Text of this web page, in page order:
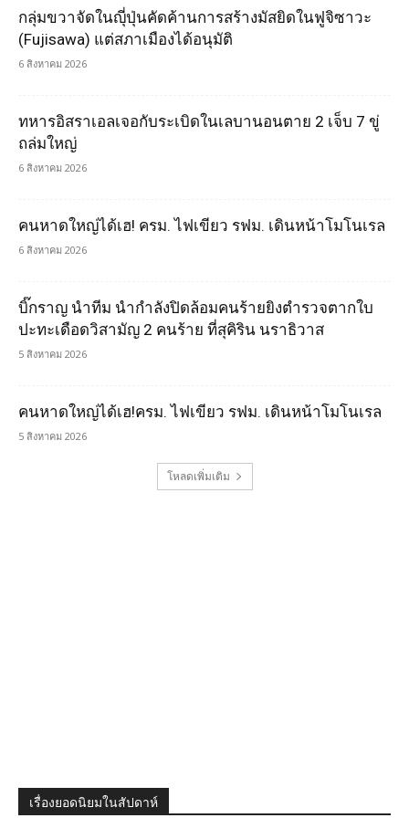
กลุ่มขวาจัดในญุี่ปุ่นคัดค้านการสร้างมัสยิดในฟูจิซาวะ
(Fujisawa) แต่สภาเมืองได้อนุมัติ
6 สิงหาคม 2026
ทหารอิสราเอลเจอกับระเบิดในเลบานอนตาย 2 เจ็บ 7 ขู่
ถล่มใหญ่
6 สิงหาคม 2026
คนหาดใหญ่ได้เฮ! ครม. ไฟเขียว รฟม. เดินหน้าโมโนเรล
6 สิงหาคม 2026
บิ๊กราญ นำทีม นำกำลังปิดล้อมคนร้ายยิงตำรวจตากใบ
ปะทะเดือดวิสามัญ 2 คนร้าย ที่สุคิริน นราธิวาส
5 สิงหาคม 2026
คนหาดใหญ่ได้เฮ!ครม. ไฟเขียว รฟม. เดินหน้าโมโนเรล
5 สิงหาคม 2026
โหลดเพิ่มเติม
เรื่องยอดนิยมในสัปดาห์